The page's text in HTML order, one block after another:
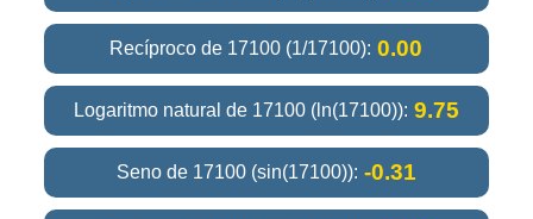
Recíproco de 17100 (1/17100): 0.00
Logaritmo natural de 17100 (ln(17100)): 9.75
Seno de 17100 (sin(17100)): -0.31